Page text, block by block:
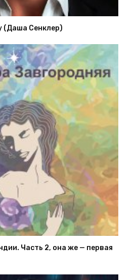
(Даша Сенклер)
Часть 2, она же — первая